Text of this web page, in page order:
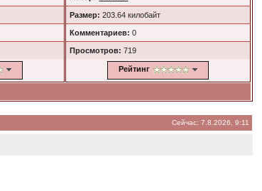
Размер: 203.64 килобайт
Комментариев: 0
Просмотров:719
Рейтинг
Сейчас: 7.8.2026, 9:11